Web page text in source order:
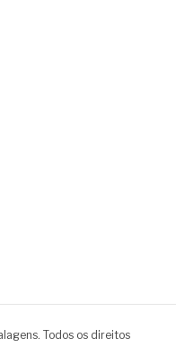
Todos os direitos